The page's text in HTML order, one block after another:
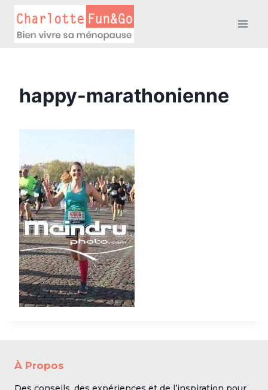
contenu
happy-marathonienne
À Propos